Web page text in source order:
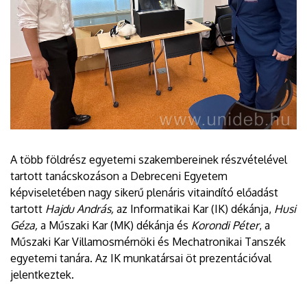
A több földrész egyetemi szakembereinek részvételével
tartott tanácskozáson a Debreceni Egyetem
képviseletében nagy sikerű plenáris vitaindító előadást
tartott Hajdu András, az Informatikai Kar (IK) dékánja, Husi
Géza, a Műszaki Kar (MK) dékánja és Korondi Péter, a
Műszaki Kar Villamosmérnöki és Mechatronikai Tanszék
egyetemi tanára. Az IK munkatársai öt prezentációval
jelentkeztek.